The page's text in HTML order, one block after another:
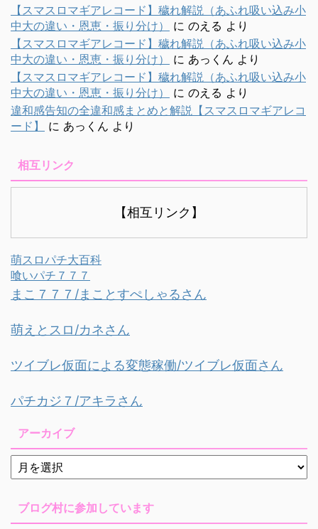
【スマスロマギアレコード】穢れ解説（あふれ吸い込み小
中大の違い・恩恵・振り分け）
に のえる より
【スマスロマギアレコード】穢れ解説（あふれ吸い込み小
中大の違い・恩恵・振り分け）
に あっくん より
【スマスロマギアレコード】穢れ解説（あふれ吸い込み小
中大の違い・恩恵・振り分け）
に のえる より
違和感告知の全違和感まとめと解説【スマスロマギアレコ
ード】
に あっくん より
相互リンク
【相互リンク】
萌スロパチ大百科
喰いパチ７７７
まこ７７７/まことすぺしゃるさん
萌えとスロ/カネさん
ツイブレ仮面による変態稼働/ツイブレ仮面さん
パチカジ７/アキラさん
アーカイブ
ブログ村に参加しています